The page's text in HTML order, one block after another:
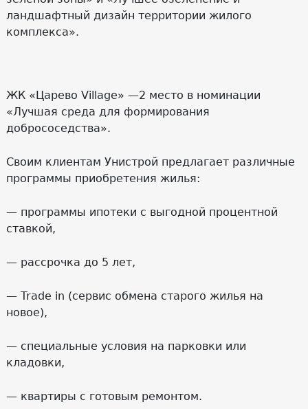
ландшафтный дизайн территории жилого
комплекса».
ЖК «Царево Village» —2 место в номинации
«Лучшая среда для формирования
добрососедства».
Своим клиентам Унистрой предлагает различные
программы приобретения жилья:
— программы ипотеки с выгодной процентной
ставкой,
— рассрочка до 5 лет,
— Trade in (сервис обмена старого жилья на
новое),
— специальные условия на парковки или
кладовки,
— квартиры с готовым ремонтом.